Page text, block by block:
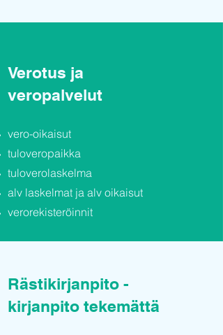
Verotus ja
veropalvelut
vero-oikaisut
tuloveropaikka
tuloverolaskelma
alv laskelmat ja alv oikaisut
verorekisteröinnit
Rästikirjanpito -
kirjanpito tekemättä